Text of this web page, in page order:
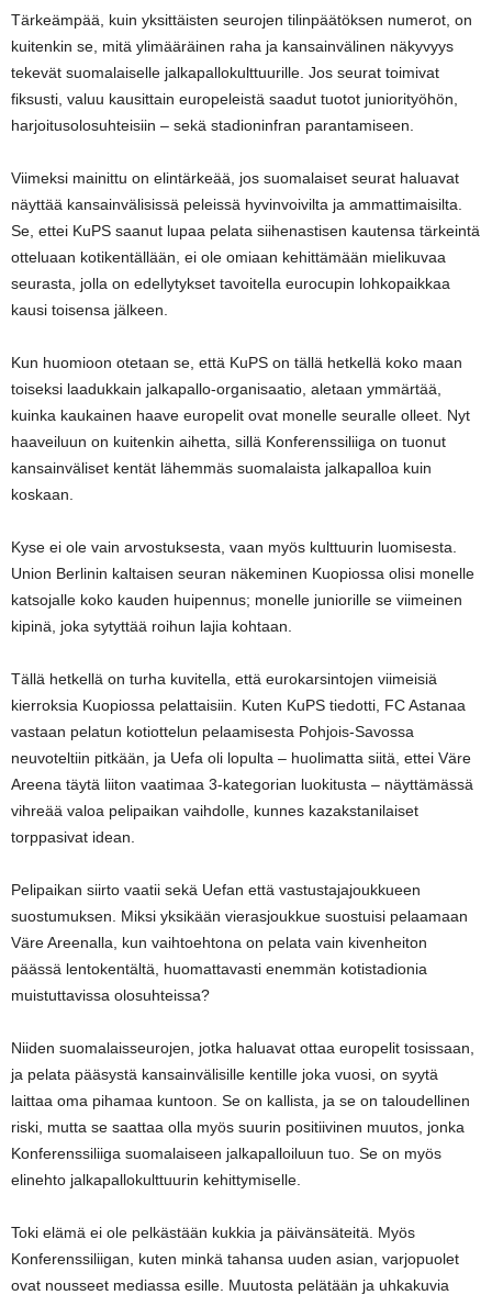
Tärkeämpää, kuin yksittäisten seurojen tilinpäätöksen numerot, on
kuitenkin se, mitä ylimääräinen raha ja kansainvälinen näkyvyys
tekevät suomalaiselle jalkapallokulttuurille. Jos seurat toimivat
fiksusti, valuu kausittain europeleistä saadut tuotot juniorityöhön,
harjoitusolosuhteisiin – sekä stadioninfran parantamiseen.
Viimeksi mainittu on elintärkeää, jos suomalaiset seurat haluavat
näyttää kansainvälisissä peleissä hyvinvoivilta ja ammattimaisilta.
Se, ettei KuPS saanut lupaa pelata siihenastisen kautensa tärkeintä
otteluaan kotikentällään, ei ole omiaan kehittämään mielikuvaa
seurasta, jolla on edellytykset tavoitella eurocupin lohkopaikkaa
kausi toisensa jälkeen.
Kun huomioon otetaan se, että KuPS on tällä hetkellä koko maan
toiseksi laadukkain jalkapallo-organisaatio, aletaan ymmärtää,
kuinka kaukainen haave europelit ovat monelle seuralle olleet. Nyt
haaveiluun on kuitenkin aihetta, sillä Konferenssiliiga on tuonut
kansainväliset kentät lähemmäs suomalaista jalkapalloa kuin
koskaan.
Kyse ei ole vain arvostuksesta, vaan myös kulttuurin luomisesta.
Union Berlinin kaltaisen seuran näkeminen Kuopiossa olisi monelle
katsojalle koko kauden huipennus; monelle juniorille se viimeinen
kipinä, joka sytyttää roihun lajia kohtaan.
Tällä hetkellä on turha kuvitella, että eurokarsintojen viimeisiä
kierroksia Kuopiossa pelattaisiin. Kuten KuPS tiedotti, FC Astanaa
vastaan pelatun kotiottelun pelaamisesta Pohjois-Savossa
neuvoteltiin pitkään, ja Uefa oli lopulta – huolimatta siitä, ettei Väre
Areena täytä liiton vaatimaa 3-kategorian luokitusta – näyttämässä
vihreää valoa pelipaikan vaihdolle, kunnes kazakstanilaiset
torppasivat idean.
Pelipaikan siirto vaatii sekä Uefan että vastustajajoukkueen
suostumuksen. Miksi yksikään vierasjoukkue suostuisi pelaamaan
Väre Areenalla, kun vaihtoehtona on pelata vain kivenheiton
päässä lentokentältä, huomattavasti enemmän kotistadionia
muistuttavissa olosuhteissa?
Niiden suomalaisseurojen, jotka haluavat ottaa europelit tosissaan,
ja pelata pääsystä kansainvälisille kentille joka vuosi, on syytä
laittaa oma pihamaa kuntoon. Se on kallista, ja se on taloudellinen
riski, mutta se saattaa olla myös suurin positiivinen muutos, jonka
Konferenssiliiga suomalaiseen jalkapalloiluun tuo. Se on myös
elinehto jalkapallokulttuurin kehittymiselle.
Toki elämä ei ole pelkästään kukkia ja päivänsäteitä. Myös
Konferenssiliigan, kuten minkä tahansa uuden asian, varjopuolet
ovat nousseet mediassa esille. Muutosta pelätään ja uhkakuvia